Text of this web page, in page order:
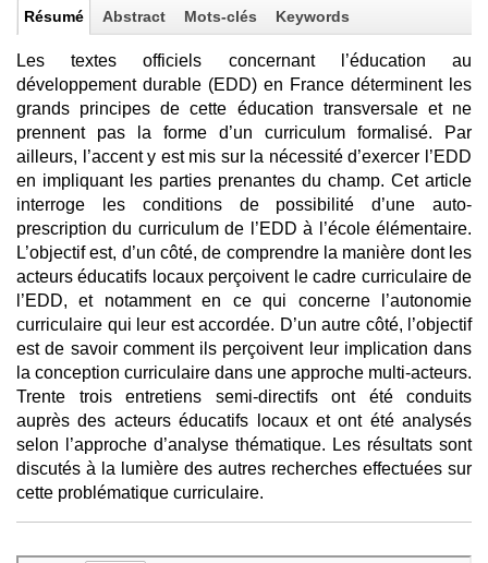
Résumé Abstract Mots-clés Keywords
Les textes officiels concernant l’éducation au
développement durable (EDD) en France déterminent les
grands principes de cette éducation transversale et ne
prennent pas la forme d’un curriculum formalisé. Par
ailleurs, l’accent y est mis sur la nécessité d’exercer l’EDD
en impliquant les parties prenantes du champ. Cet article
interroge les conditions de possibilité d’une auto-
prescription du curriculum de l’EDD à l’école élémentaire.
L’objectif est, d’un côté, de comprendre la manière dont les
acteurs éducatifs locaux perçoivent le cadre curriculaire de
l’EDD, et notamment en ce qui concerne l’autonomie
curriculaire qui leur est accordée. D’un autre côté, l’objectif
est de savoir comment ils perçoivent leur implication dans
la conception curriculaire dans une approche multi-acteurs.
Trente trois entretiens semi-directifs ont été conduits
auprès des acteurs éducatifs locaux et ont été analysés
selon l’approche d’analyse thématique. Les résultats sont
discutés à la lumière des autres recherches effectuées sur
cette problématique curriculaire.